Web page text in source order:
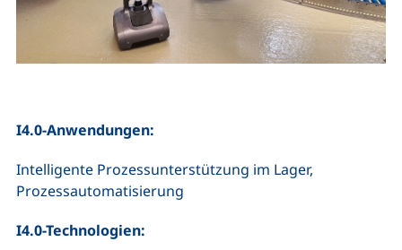
I4.0-Anwendungen:
Intelligente Prozessunterstützung im Lager,
Prozessautomatisierung
I4.0-Technologien: